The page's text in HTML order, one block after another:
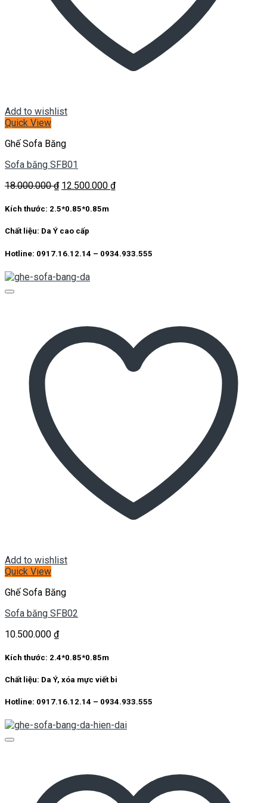
Add to wishlist
Quick View
Ghế Sofa Băng
Sofa băng SFB01
18.000.000₫ Giá
là:
12.500.000 ₫Giá
Kích thước: 2.5*0.85*0.85m
Chất liệu: Da Ý cao cấp
Hotline: 0917.16.12.14 – 0934.933.555
Add to wishlist
Quick View
Ghế Sofa Băng
Sofa băng SFB02
10.500.000 ₫
Kích thước: 2.4*0.85*0.85m
Chất liệu: Da Ý, xóa mực viết bi
Hotline: 0917.16.12.14 – 0934.933.555